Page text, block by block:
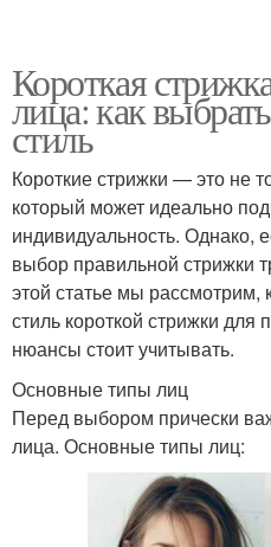
Короткая
лица: как
стиль
Короткие стрижки — это не
который может идеально
индивидуальность. Однако,
выбор правильной стрижки
этой статье мы рассмотрим,
стиль короткой стрижки для
нюансы стоит учитывать.
Основные типы лиц
Перед выбором прически
лица. Основные типы лиц: